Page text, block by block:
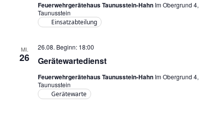
Feuerwehrgerätehaus Taunusstein-Hahn Im Obergrund 4,
Taunusstein
Einsatzabteilung
MI.
26 Gerätewartedienst
26.08. Beginn: 18:00
Feuerwehrgerätehaus Taunusstein-Hahn Im Obergrund 4,
Taunusstein
Gerätewarte